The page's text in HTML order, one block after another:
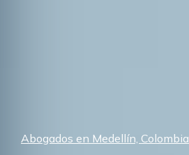
Abogados en Medellín, Colombia